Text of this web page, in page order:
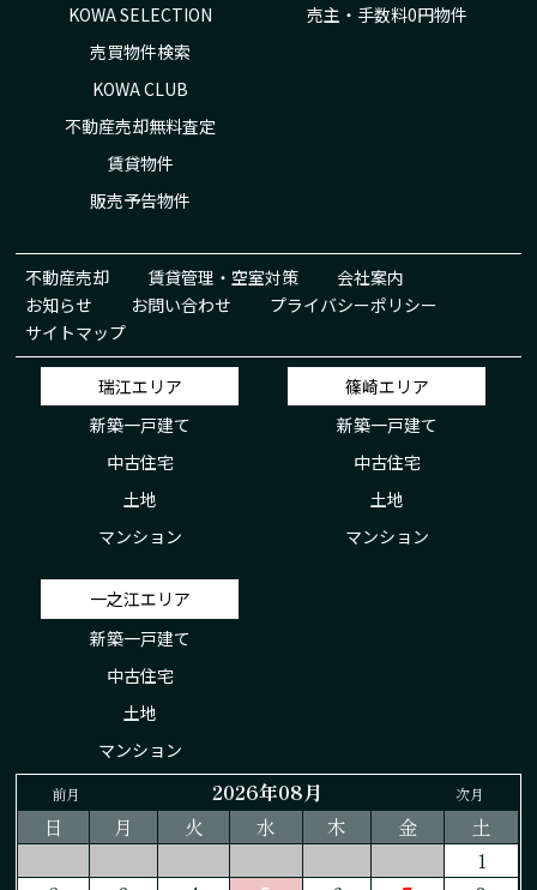
KOWA SELECTION
売買物件検索
KOWA CLUB
不動産売却無料査定
賃貸物件
販売予告物件
売主・手数料0円物件
不動産売却 賃貸管理・空室対策
会社案内
お知らせ
お問い合わせ
プライバシーポリシー
サイトマップ
瑞江エリア
新築一戸建て
中古住宅
土地
マンション
篠崎エリア
新築一戸建て
中古住宅
土地
マンション
一之江エリア
新築一戸建て
中古住宅
土地
マンション
前月 2026年08月 次月
日 月 火 水 木 金
土
1